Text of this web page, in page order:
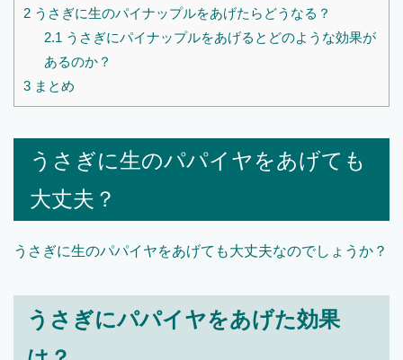
2 うさぎに生のパイナップルをあげたらどうなる？
2.1 うさぎにパイナップルをあげるとどのような効果が
あるのか？
3 まとめ
うさぎに生のパパイヤをあげても
大丈夫？
うさぎに生のパパイヤをあげても大丈夫なのでしょうか？
うさぎにパパイヤをあげた効果